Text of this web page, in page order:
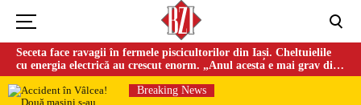
Seceta face ravagii în fermele piscicultorilor din Iași. Cheltuielile
cu energia electrică au crescut enorm. „Anul acesta e mai grav din
cauza temperaturilor foarte mari”
Breaking News